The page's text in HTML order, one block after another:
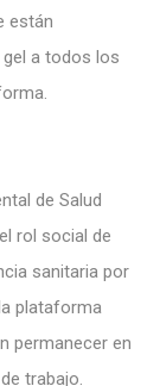
están
a todos los
de Salud
rol social de
sanitaria por
plataforma
permanecer en
trabajo.